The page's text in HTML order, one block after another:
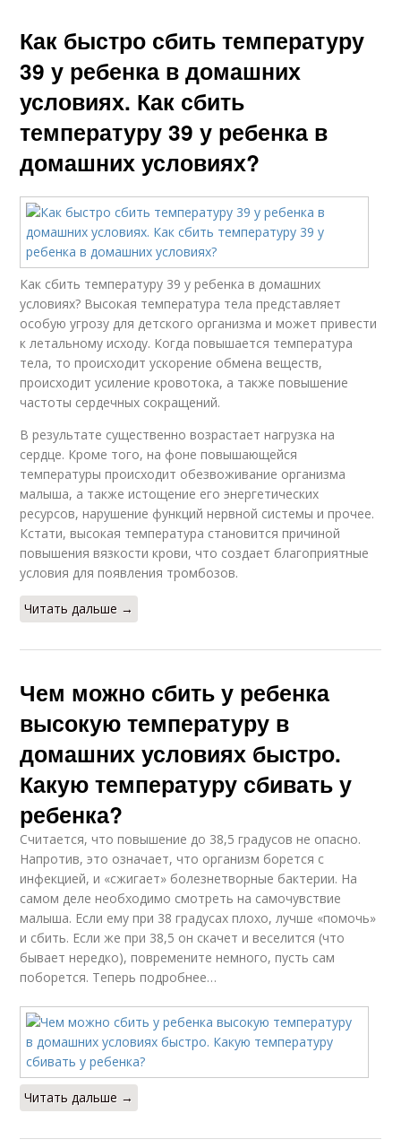
Как быстро сбить температуру
39 у ребенка в домашних
условиях. Как сбить
температуру 39 у ребенка в
домашних условиях?
Как сбить температуру 39 у ребенка в домашних
условиях? Высокая температура тела представляет
особую угрозу для детского организма и может привести
к летальному исходу. Когда повышается температура
тела, то происходит ускорение обмена веществ,
происходит усиление кровотока, а также повышение
частоты сердечных сокращений.
В результате существенно возрастает нагрузка на
сердце. Кроме того, на фоне повышающейся
температуры происходит обезвоживание организма
малыша, а также истощение его энергетических
ресурсов, нарушение функций нервной системы и прочее.
Кстати, высокая температура становится причиной
повышения вязкости крови, что создает благоприятные
условия для появления тромбозов.
Читать дальше →
Чем можно сбить у ребенка
высокую температуру в
домашних условиях быстро.
Какую температуру сбивать у
ребенка?
Считается, что повышение до 38,5 градусов не опасно.
Напротив, это означает, что организм борется с
инфекцией, и «сжигает» болезнетворные бактерии. На
самом деле необходимо смотреть на самочувствие
малыша. Если ему при 38 градусах плохо, лучше «помочь»
и сбить. Если же при 38,5 он скачет и веселится (что
бывает нередко), повремените немного, пусть сам
поборется. Теперь подробнее…
Читать дальше →